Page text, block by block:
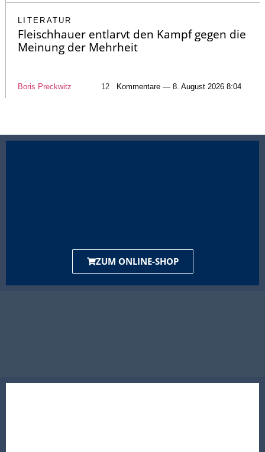
LITERATUR
Fleischhauer entlarvt den Kampf gegen die
Meinung der Mehrheit
Boris Preckwitz 12 Kommentare — 8. August 2026 8:04
ZUM ONLINE-SHOP